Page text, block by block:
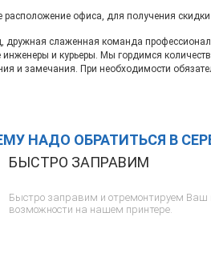
расположение офиса, для получения
дружная слаженная команда
инженеры и курьеры. Мы гордимся
и замечания. При необходимости
НАДО ОБРАТИТЬСЯ В
БЫСТРО ЗАПРАВИМ
Быстро заправим и отремонтируем Ваш
возможности на нашем принтере.